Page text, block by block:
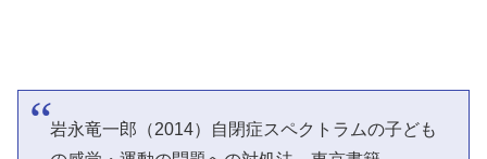
岩永竜一郎（2014）自閉症スペクトラムの子ども